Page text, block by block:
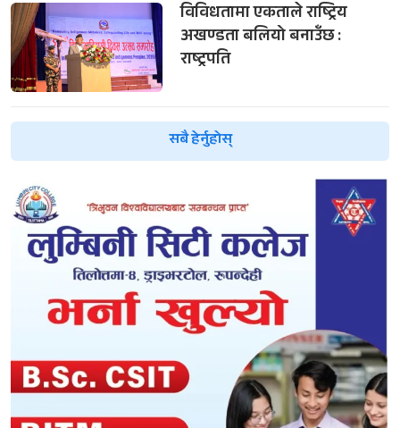
विविधतामा एकताले राष्ट्रिय
अखण्डता बलियो बनाउँछ :
राष्ट्रपति
सबै हेर्नुहोस्